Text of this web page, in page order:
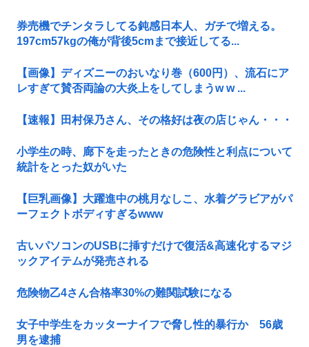
券売機でチンタラしてる鈍感日本人、ガチで増える。
197cm57kgの俺が背後5cmまで接近してる...
【画像】ディズニーのおいなり巻（600円）、流石にア
レすぎて賛否両論の大炎上をしてしまうw w ...
【速報】田村保乃さん、その格好は夜の店じゃん・・・
小学生の時、廊下を走ったときの危険性と利点について
統計をとった奴がいた
【巨乳画像】大躍進中の桃月なしこ、水着グラビアがパ
ーフェクトボディすぎるwww
古いパソコンのUSBに挿すだけで復活&高速化するマジ
ックアイテムが発売される
危険物乙4さん合格率30%の難関試験になる
女子中学生をカッターナイフで脅し性的暴行か 56歳
男を逮捕